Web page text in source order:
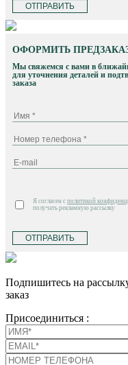
ОТПРАВИТЬ
ОФОРМИТЬ
Мы свяжемся с вами в
для уточнения деталей и
заказа
Я согласен с политикой
получать рекламную рассылку
ОТПРАВИТЬ
Подпишитесь на
заказ
Присоединиться :